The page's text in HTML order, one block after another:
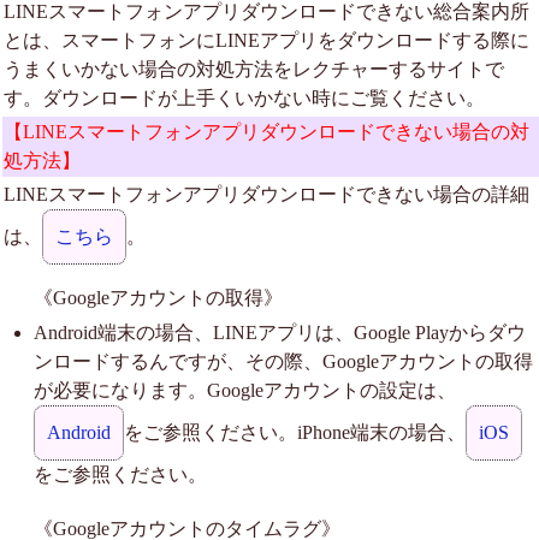
LINEスマートフォンアプリダウンロードできない総合案内所
とは、スマートフォンにLINEアプリをダウンロードする際に
うまくいかない場合の対処方法をレクチャーするサイトで
す。ダウンロードが上手くいかない時にご覧ください。
【LINEスマートフォンアプリダウンロードできない場合の対
処方法】
LINEスマートフォンアプリダウンロードできない場合の詳細
は、 こちら 。
《Googleアカウントの取得》
Android端末の場合、LINEアプリは、Google Playからダウ
ンロードするんですが、その際、Googleアカウントの取得
が必要になります。Googleアカウントの設定は、
Android をご参照ください。iPhone端末の場合、 iOS
をご参照ください。
《Googleアカウントのタイムラグ》